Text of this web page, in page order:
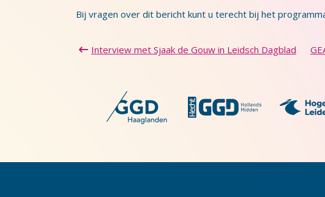
Bij vragen over dit bericht kunt u terecht bij het
Interview met Sjaak de Gouw in Leidsch Dagblad